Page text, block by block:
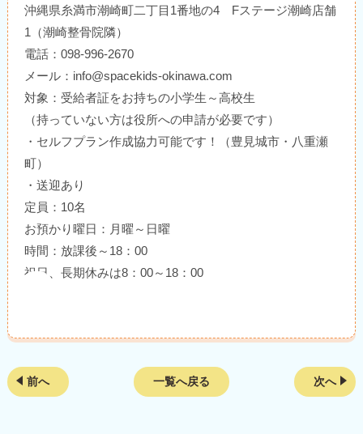
沖縄県糸満市潮崎町二丁目1番地の4 Fステージ潮崎店舗
1（潮崎整骨院隣）
電話：098-996-2670
メール：info@spacekids-okinawa.com
対象：受給者証をお持ちの小学生～高校生
（持っていない方は役所への申請が必要です）
・セルフプラン作成協力可能です！（豊見城市・八重瀬
町）
・送迎あり
定員：10名
お預かり曜日：月曜～日曜
時間：放課後～18：00
祝日、長期休みは8：00～18：00
前へ 一覧へ戻る 次へ